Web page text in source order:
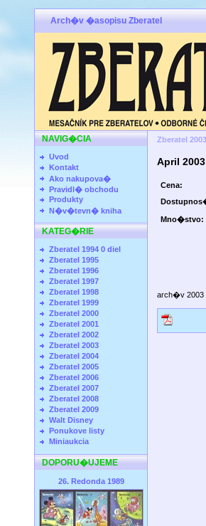
Arch�v �asopisu Zberatel
NAVIG�CIA
Uvod
Kontakt
Ako nakupova�
Pravidl� obchodu
Produkty
N�v�tevn� kniha
KATEG�RIE
Zberatel 1994 0 diel
Zberatel 1995
Zberatel 1996
Zberatel 1997
Zberatel 1998
Zberatel 1999
Zberatel 2000
Zberatel 2001
Zberatel 2002
Zberatel 2003
Zberatel 2004
Zberatel 2005
Zberatel 2006
Zberatel 2007
Zberatel 2008
Zberatel 2009
Walt Disney
Ponukove listy
Miniaukcia
DOPORU�UJEME
26. Redonda 1989
Zberatel 2003
April 2003
Cena:
Mno�stvo:
arch�v